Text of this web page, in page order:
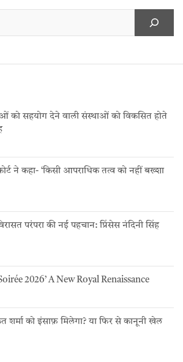
को सहयोग देने वाली संस्थाओं को विकसित होते
ने कहा- ‘किसी आपराधिक तत्व को नहीं बख्शा
परंपरा की नई पहचान: प्रिंसेस नंदिनी सिंह
2026’ A New Royal Renaissance
शर्मा को इंसाफ़ मिलेगा? या फिर से कानूनी खेल